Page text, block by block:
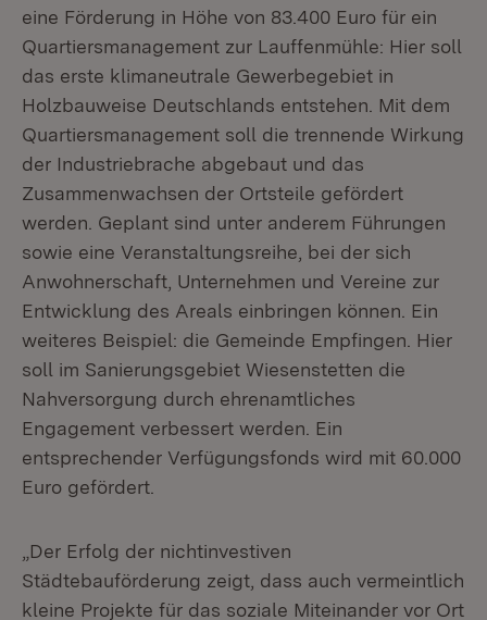
eine Förderung in Höhe von 83.400 Euro für ein
Quartiersmanagement zur Lauffenmühle: Hier soll
das erste klimaneutrale Gewerbegebiet in
Holzbauweise Deutschlands entstehen. Mit dem
Quartiersmanagement soll die trennende Wirkung
der Industriebrache abgebaut und das
Zusammenwachsen der Ortsteile gefördert
werden. Geplant sind unter anderem Führungen
sowie eine Veranstaltungsreihe, bei der sich
Anwohnerschaft, Unternehmen und Vereine zur
Entwicklung des Areals einbringen können. Ein
weiteres Beispiel: die Gemeinde Empfingen. Hier
soll im Sanierungsgebiet Wiesenstetten die
Nahversorgung durch ehrenamtliches
Engagement verbessert werden. Ein
entsprechender Verfügungsfonds wird mit 60.000
Euro gefördert.
„Der Erfolg der nichtinvestiven
Städtebauförderung zeigt, dass auch vermeintlich
kleine Projekte für das soziale Miteinander vor Ort